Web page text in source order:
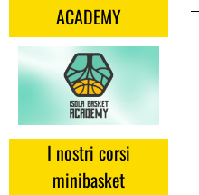
ACADEMY
I nostri corsi
minibasket